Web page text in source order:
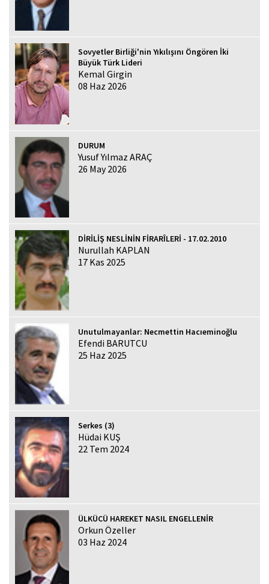
Sovyetler Birliği'nin Yıkılışını Öngören İki
Büyük Türk Lideri
Kemal Girgin
08 Haz 2026
DURUM
Yusuf Yılmaz ARAÇ
26 May 2026
DİRİLİŞ NESLİNİN FİRARÎLERİ - 17.02.2010
Nurullah KAPLAN
17 Kas 2025
Unutulmayanlar: Necmettin Hacıeminoğlu
Efendi BARUTCU
25 Haz 2025
Serkes (3)
Hüdai KUŞ
22 Tem 2024
ÜLKÜCÜ HAREKET NASIL ENGELLENİR
Orkun Özeller
03 Haz 2024